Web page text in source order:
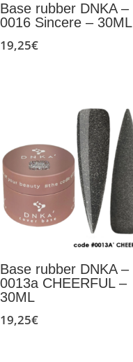
Base rubber DNKA –
0016 Sincere – 30ML
19,25€
Base rubber DNKA –
0013a CHEERFUL –
30ML
19,25€